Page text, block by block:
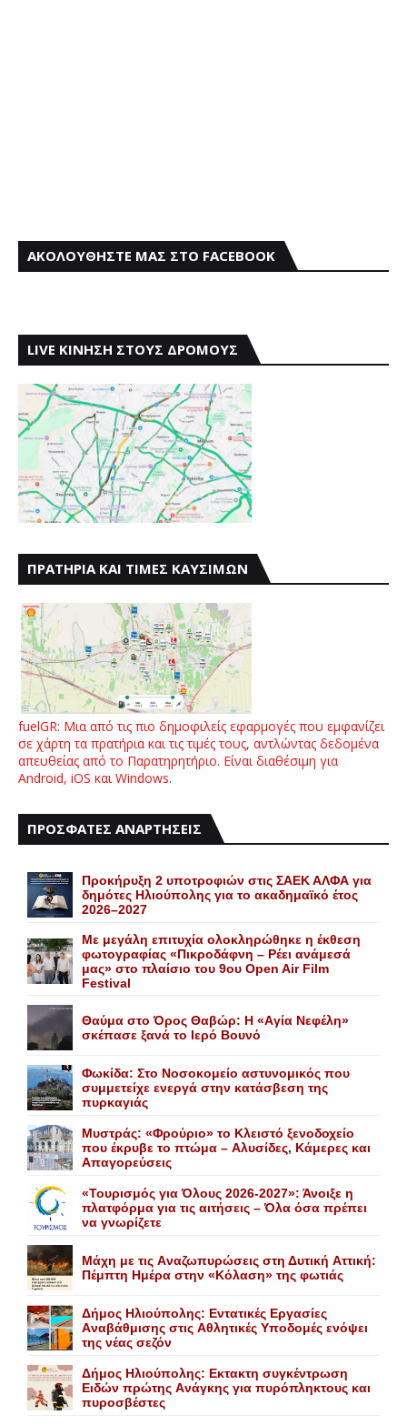
ΑΚΟΛΟΥΘΗΣΤΕ ΜΑΣ ΣΤΟ FACEBOOK
LIVE ΚΙΝΗΣΗ ΣΤΟΥΣ ΔΡΟΜΟΥΣ
ΠΡΑΤΗΡΙΑ ΚΑΙ ΤΙΜΕΣ ΚΑΥΣΙΜΩΝ
fuelGR: Μια από τις πιο δημοφιλείς εφαρμογές που εμφανίζει
σε χάρτη τα πρατήρια και τις τιμές τους, αντλώντας δεδομένα
απευθείας από το Παρατηρητήριο. Είναι διαθέσιμη για
Android, iOS και Windows.
ΠΡΟΣΦΑΤΕΣ ΑΝΑΡΤΗΣΕΙΣ
Προκήρυξη 2 υποτροφιών στις ΣΑΕΚ ΑΛΦΑ για
δημότες Ηλιούπολης για το ακαδημαϊκό έτος
2026–2027
Με μεγάλη επιτυχία ολοκληρώθηκε η έκθεση
φωτογραφίας «Πικροδάφνη – Ρέει ανάμεσά
μας» στο πλαίσιο του 9ου Open Air Film
Festival
Θαύμα στο Όρος Θαβώρ: H «Aγία Nεφέλη»
σκέπασε ξανά το Iερό Bουνό
Φωκίδα: Στο Νοσοκομείο αστυνομικός που
συμμετείχε ενεργά στην κατάσβεση της
πυρκαγιάς
Mυστράς: «Φρούριο» το Kλειστό ξενοδοχείο
που έκρυβε το πτώμα – Aλυσίδες, Kάμερες και
Aπαγορεύσεις
«Τουρισμός για Όλους 2026-2027»: Άνοιξε η
πλατφόρμα για τις αιτήσεις – Όλα όσα πρέπει
να γνωρίζετε
Mάχη με τις Aναζωπυρώσεις στη Δυτική Aττική:
Πέμπτη Hμέρα στην «Kόλαση» της φωτιάς
Δήμος Ηλιούπολης: Eντατικές Eργασίες
Aναβάθμισης στις Aθλητικές Yποδομές ενόψει
της νέας σεζόν
Δήμος Ηλιούπολης: Eκτακτη συγκέντρωση
Eιδών πρώτης Aνάγκης για πυρόπληκτους και
πυροσβέστες